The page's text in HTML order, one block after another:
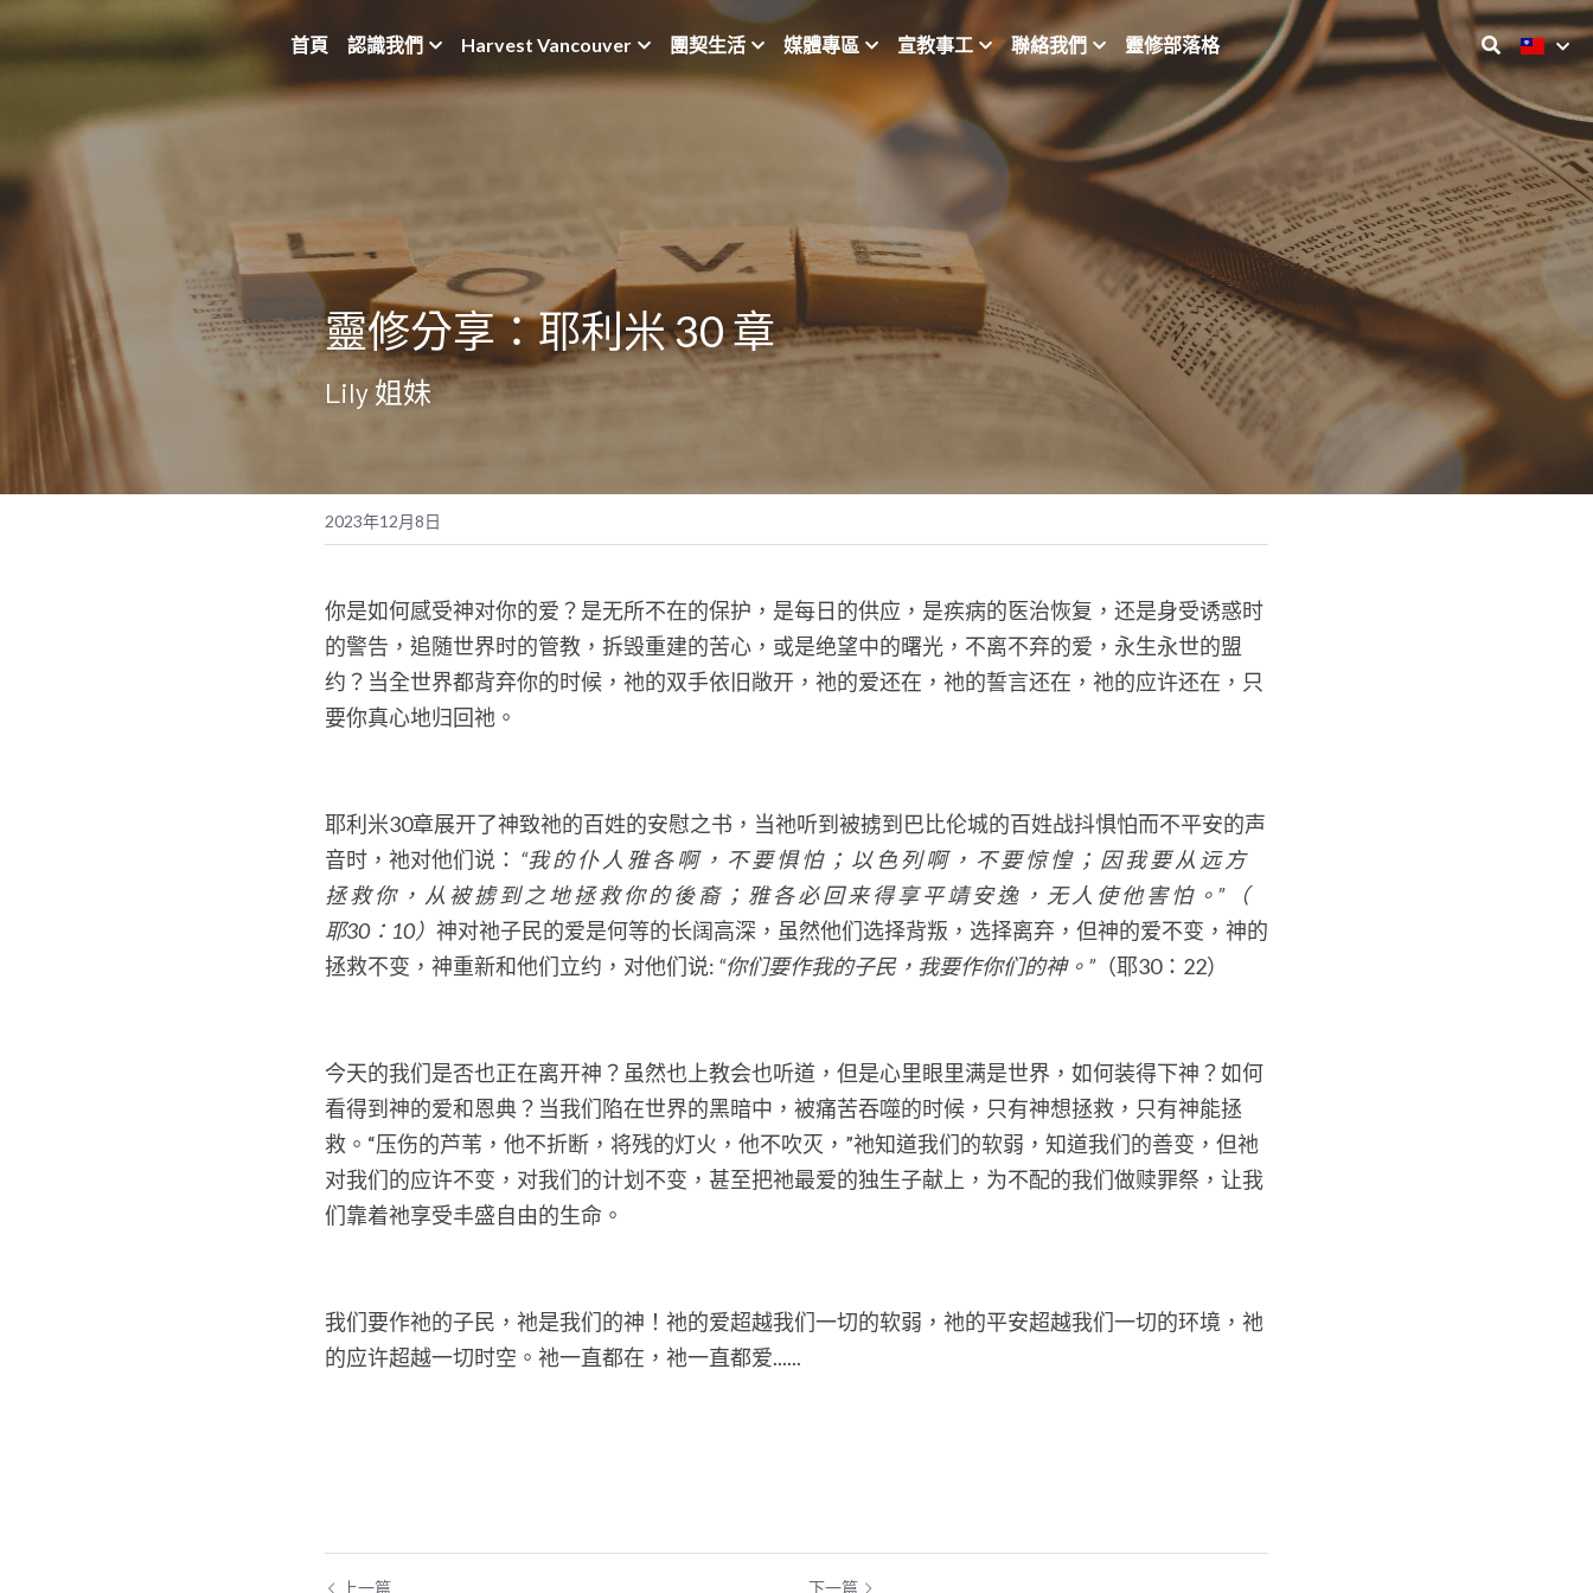
首頁 認識我們 Harvest Vancouver 團契生活 媒體專區 宣教事工 聯絡我們 靈修部落格
靈修分享：耶利米 30 章
Lily 姐妹
2023年12月8日
你是如何感受神对你的爱？是无所不在的保护，是每日的供应，是疾病的医治恢复，还是身受诱惑时
的警告，追随世界时的管教，拆毁重建的苦心，或是绝望中的曙光，不离不弃的爱，永生永世的盟
约？当全世界都背弃你的时候，祂的双手依旧敞开，祂的爱还在，祂的誓言还在，祂的应许还在，只
要你真心地归回祂。
耶利米30章展开了神致祂的百姓的安慰之书，当祂听到被掳到巴比伦城的百姓战抖惧怕而不平安的声
音时，祂对他们说： “我 的 仆 人 雅 各 啊 ， 不 要 惧 怕 ； 以 色 列 啊 ， 不 要 惊 惶 ； 因 我 要 从 远 方
拯 救 你 ， 从 被 掳 到 之 地 拯 救 你 的 後 裔 ； 雅 各 必 回 来 得 享 平 靖 安 逸 ， 无 人 使 他 害 怕 。” （
耶30：10） 神对祂子民的爱是何等的长阔高深，虽然他们选择背叛，选择离弃，但神的爱不变，神的
拯救不变，神重新和他们立约，对他们说: “你们要作我的子民，我要作你们的神。”（耶30：22）
今天的我们是否也正在离开神？虽然也上教会也听道，但是心里眼里满是世界，如何装得下神？如何
看得到神的爱和恩典？当我们陷在世界的黑暗中，被痛苦吞噬的时候，只有神想拯救，只有神能拯
救。“压伤的芦苇，他不折断，将残的灯火，他不吹灭，”祂知道我们的软弱，知道我们的善变，但祂
对我们的应许不变，对我们的计划不变，甚至把祂最爱的独生子献上，为不配的我们做赎罪祭，让我
们靠着祂享受丰盛自由的生命。
我们要作祂的子民，祂是我们的神！祂的爱超越我们一切的软弱，祂的平安超越我们一切的环境，祂
的应许超越一切时空。祂一直都在，祂一直都爱......
上一篇 下一篇